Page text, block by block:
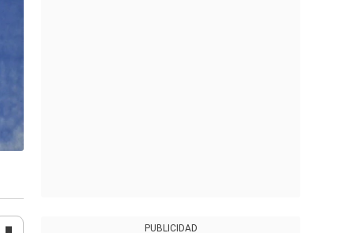
PUBLICIDAD